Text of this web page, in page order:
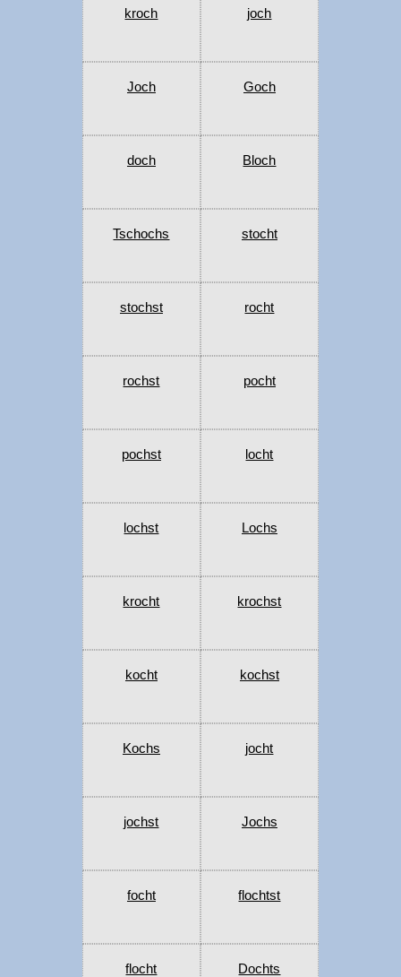
kroch joch
Joch Goch
doch Bloch
Tschochs stocht
stochst rocht
rochst pocht
pochst locht
lochst Lochs
krocht krochst
kocht kochst
Kochs jocht
jochst Jochs
focht flochtst
flocht Dochts